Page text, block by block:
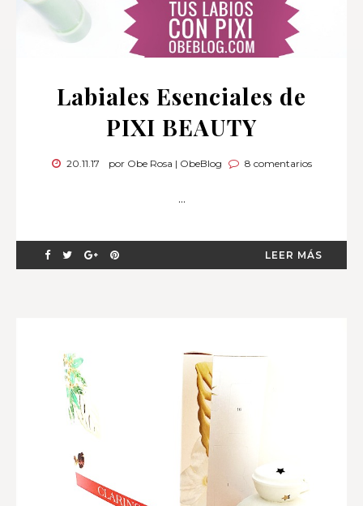
Labiales Esenciales de
PIXI BEAUTY
20.11.17 por Obe Rosa | ObeBlog 8 comentarios
...
LEER MÁS